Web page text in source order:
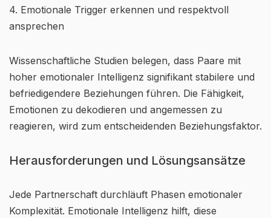
4. Emotionale Trigger erkennen und respektvoll
ansprechen
Wissenschaftliche Studien belegen, dass Paare mit
hoher emotionaler Intelligenz signifikant stabilere und
befriedigendere Beziehungen führen. Die Fähigkeit,
Emotionen zu dekodieren und angemessen zu
reagieren, wird zum entscheidenden Beziehungsfaktor.
Herausforderungen und Lösungsansätze
Jede Partnerschaft durchläuft Phasen emotionaler
Komplexität. Emotionale Intelligenz hilft, diese